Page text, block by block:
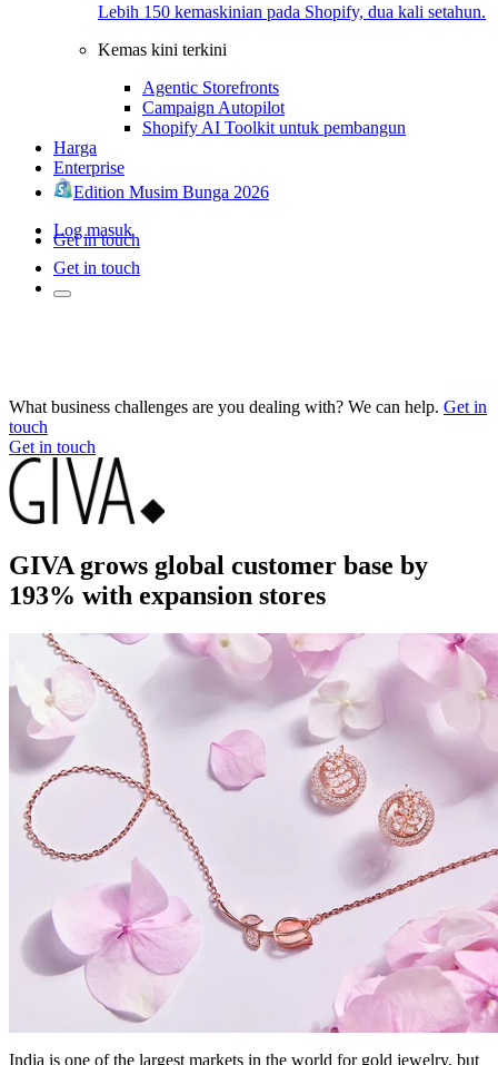
Lebih 150 kemaskinian pada Shopify, dua kali setahun.
Kemas kini terkini
Agentic Storefronts
Campaign Autopilot
Shopify AI Toolkit untuk pembangun
Harga
Enterprise
Edition Musim Bunga 2026
Log masuk
Get in touch
Get in touch
What business challenges are you dealing with? We can help. Get in
touch
Get in touch
GIVA grows global customer base by
193% with expansion stores
India is one of the largest markets in the world for gold jewelry, but